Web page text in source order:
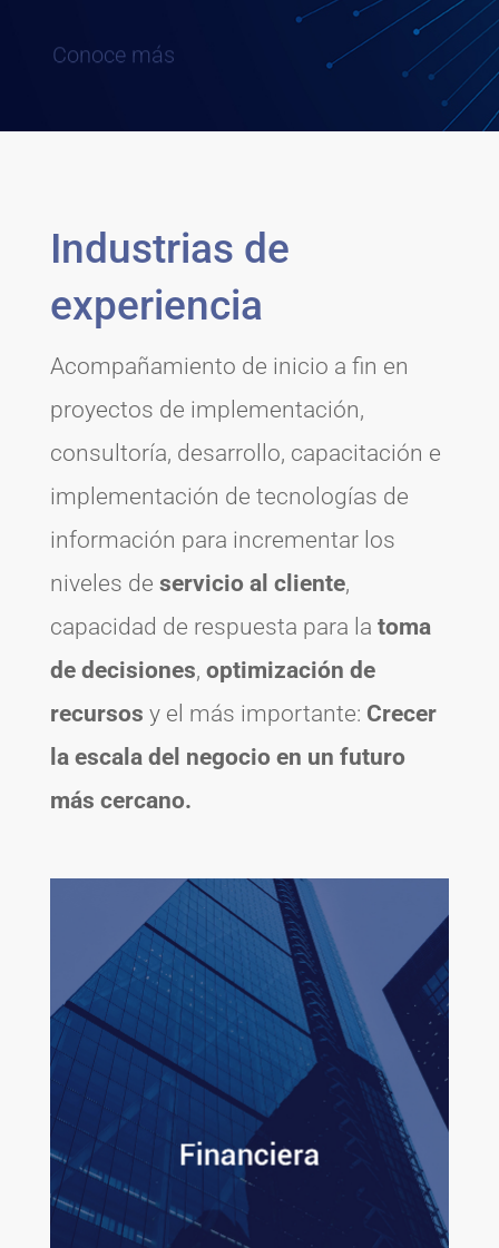
Industrias de
experiencia
Acompañamiento de inicio a fin en
proyectos de implementación,
consultoría, desarrollo, capacitación e
implementación de tecnologías de
información para incrementar los
niveles de servicio al cliente,
capacidad de respuesta para la toma
de decisiones, optimización de
recursos y el más importante: Crecer
la escala del negocio en un futuro
más cercano.